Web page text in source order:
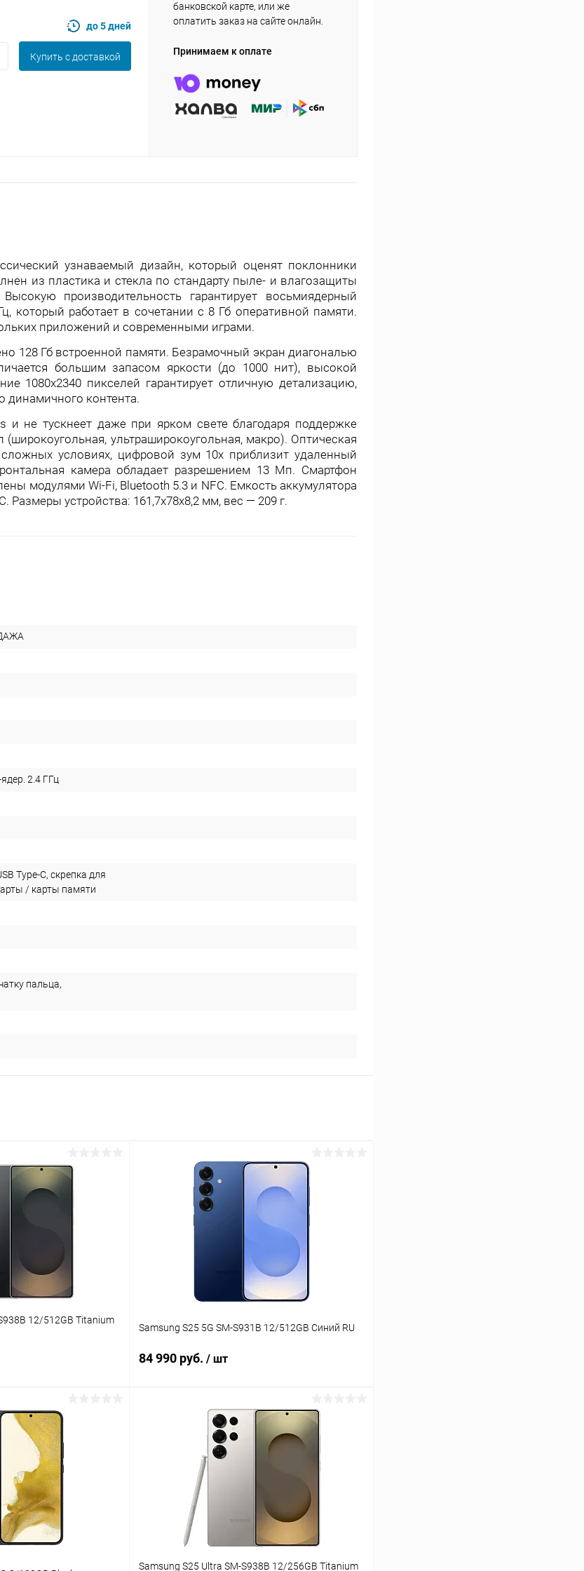
до 5 дней
Купить c доставкой
банковской карте, или же
оплатить заказ на сайте онлайн.
Принимаем к оплате
узнаваемый дизайн, который оценят поклонники
из пластика и стекла по стандарту пыле- и влагозащиты
производительность гарантирует восьмиядерный
который работает в сочетании с 8 Гб оперативной памяти.
приложений и современными играми.
128 Гб встроенной памяти. Безрамочный экран диагональю
большим запасом яркости (до 1000 нит), высокой
1080x2340 пикселей гарантирует отличную детализацию,
динамичного контента.
не тускнеет даже при ярком свете благодаря поддержке
ультраширокоугольная, макро). Оптическая
условиях, цифровой зум 10х приблизит удаленный
камера обладает разрешением 13 Мп. Смартфон
модулями Wi-Fi, Bluetooth 5.3 и NFC. Емкость аккумулятора
Размеры устройства: 161,7x78x8,2 мм, вес — 209 г.
2.4 ГГц
Type-C, скрепка для
/ карты памяти
пальца,
12/512GB Titanium
К сравнению
В наличии
Samsung S25 5G SM-S931B 12/512GB Синий RU
84 990 руб. / шт
В корзину
К сравнению
В избранное
Samsung S25 Ultra SM-S938B 12/256GB Titanium
plait.ru